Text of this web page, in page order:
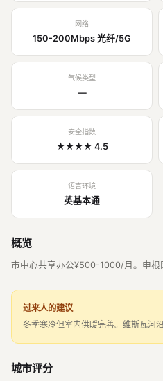
网络
150-200Mbps 光纤/5G
气候类型
—
安全指数
★★★★ 4.5
语言环境
英基本通
概览
市中心共享办公¥500-1000/月。申根
过来人的建议
冬季寒冷但室内供暖完善。维斯瓦河
城市评分